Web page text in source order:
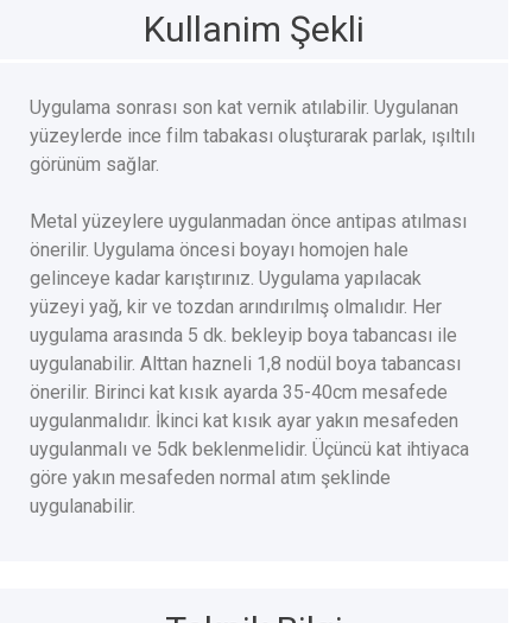
Kullanim Şekli
Uygulama sonrası son kat vernik atılabilir. Uygulanan
yüzeylerde ince film tabakası oluşturarak parlak, ışıltılı
görünüm sağlar.
Metal yüzeylere uygulanmadan önce antipas atılması
önerilir. Uygulama öncesi boyayı homojen hale
gelinceye kadar karıştırınız. Uygulama yapılacak
yüzeyi yağ, kir ve tozdan arındırılmış olmalıdır. Her
uygulama arasında 5 dk. bekleyip boya tabancası ile
uygulanabilir. Alttan hazneli 1,8 nodül boya tabancası
önerilir. Birinci kat kısık ayarda 35-40cm mesafede
uygulanmalıdır. İkinci kat kısık ayar yakın mesafeden
uygulanmalı ve 5dk beklenmelidir. Üçüncü kat ihtiyaca
göre yakın mesafeden normal atım şeklinde
uygulanabilir.